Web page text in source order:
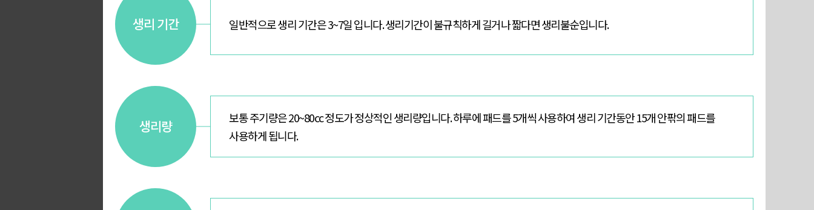
생리 기간 일반적으로 생리 기간은 3~7일 입니다. 생리기간이 불규칙하게 길거나 짧다면 생리불순입니다.
생리량
보통 주기량은 20~80cc 정도가 정상적인 생리량입니다. 하루에 패드를 5개씩 사용하여 생리 기간동안 15개 안팎의 패드를
사용하게 됩니다.